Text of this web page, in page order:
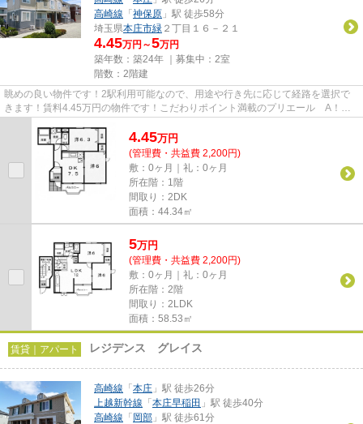
高崎線 「 神保原 」駅 徒歩58分
埼玉県本庄市緑 ２丁目１６－２１
4.45万円～5万円
築年数：築24年 ｜募集中： 2室
階数：2階建
眺めの良い物件です！2駅利用可能なので、用途や行き先に応じて経路を選択で
きます！賃料4.45万円の物件です！こだわりポイント満載のプリエール A！で
4.45万円
(管理費・共益費 2,200円)
敷：0ヶ月｜礼：0ヶ月
所在階：1階
間取り：2DK
面積：44.34㎡
5万円
(管理費・共益費 2,200円)
敷：0ヶ月｜礼：0ヶ月
所在階：2階
間取り：2LDK
面積：58.53㎡
賃貸｜アパート レジデンス グレイス
高崎線 「 本庄 」駅 徒歩26分
上越新幹線 「 本庄早稲田 」駅 徒歩40分
高崎線 「 岡部 」駅 徒歩61分